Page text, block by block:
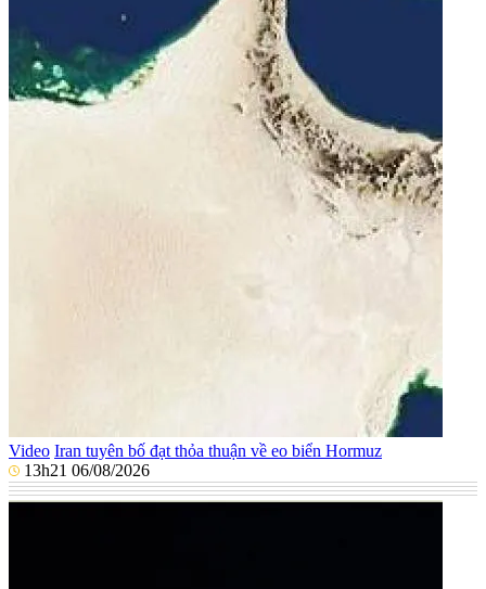
Video Iran tuyên bố đạt thỏa thuận về eo biển Hormuz
13h21 06/08/2026